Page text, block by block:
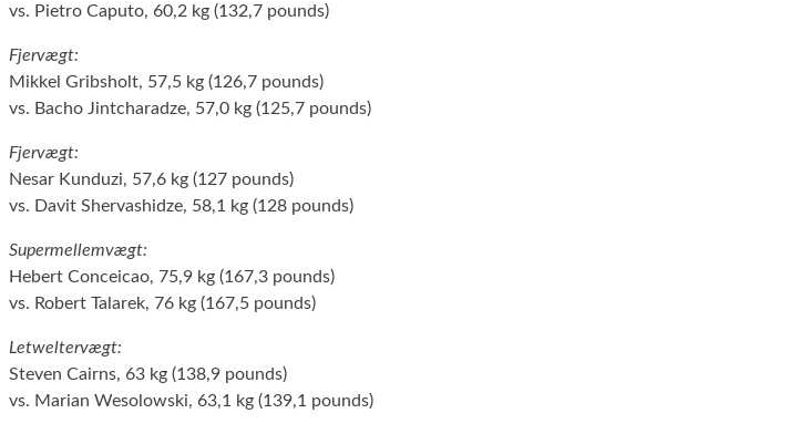
vs. Pietro Caputo, 60,2 kg (132,7 pounds)
Fjervægt:
Mikkel Gribsholt, 57,5 kg (126,7 pounds)
vs. Bacho Jintcharadze, 57,0 kg (125,7 pounds)
Fjervægt:
Nesar Kunduzi, 57,6 kg (127 pounds)
vs. Davit Shervashidze, 58,1 kg (128 pounds)
Supermellemvægt:
Hebert Conceicao, 75,9 kg (167,3 pounds)
vs. Robert Talarek, 76 kg (167,5 pounds)
Letweltervægt:
Steven Cairns, 63 kg (138,9 pounds)
vs. Marian Wesolowski, 63,1 kg (139,1 pounds)